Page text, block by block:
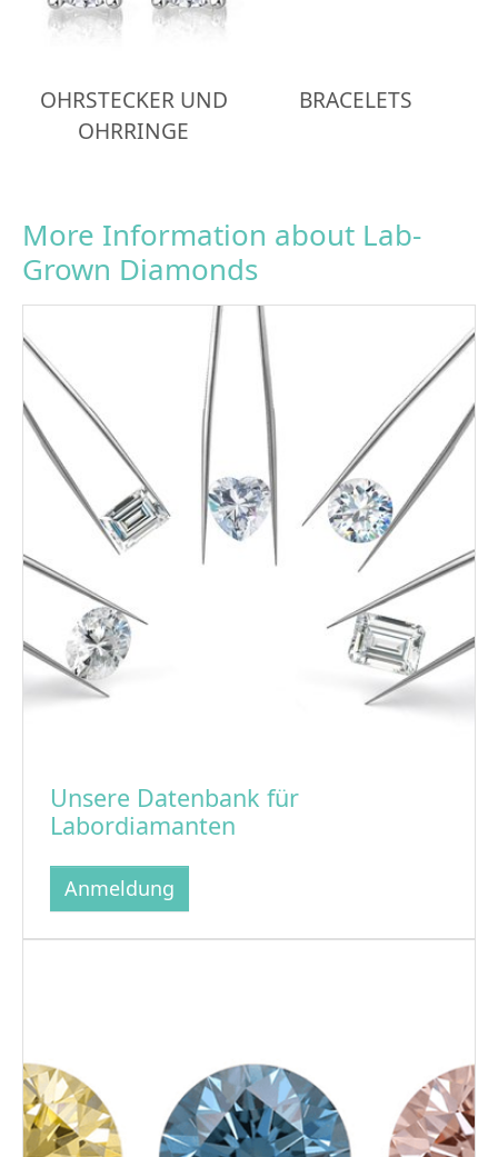
OHRSTECKER UND
OHRRINGE
BRACELETS
More Information about Lab-
Grown Diamonds
Unsere Datenbank für
Labordiamanten
Anmeldung